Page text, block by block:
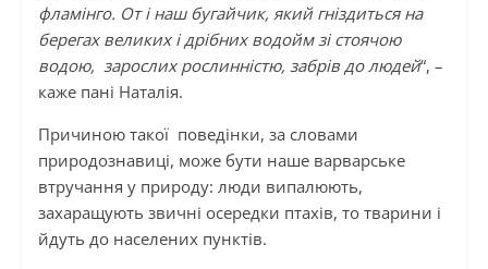
фламінго. От і наш бугайчик, який гніздиться на
берегах великих і дрібних водойм зі стоячою
водою, зарослих рослинністю, забрів до людей“, –
каже пані Наталія.
Причиною такої поведінки, за словами
природознавиці, може бути наше варварське
втручання у природу: люди випалюють,
захаращують звичні осередки птахів, то тварини і
йдуть до населених пунктів.